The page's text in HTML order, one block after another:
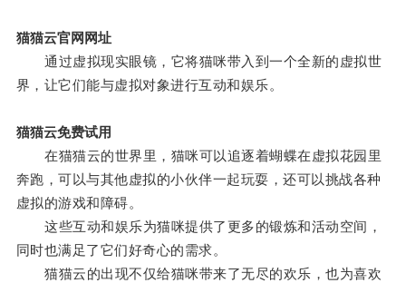
猫猫云官网网址
通过虚拟现实眼镜，它将猫咪带入到一个全新的虚拟世
界，让它们能与虚拟对象进行互动和娱乐。
猫猫云免费试用
在猫猫云的世界里，猫咪可以追逐着蝴蝶在虚拟花园里
奔跑，可以与其他虚拟的小伙伴一起玩耍，还可以挑战各种
虚拟的游戏和障碍。
这些互动和娱乐为猫咪提供了更多的锻炼和活动空间，
同时也满足了它们好奇心的需求。
猫猫云的出现不仅给猫咪带来了无尽的欢乐，也为喜欢